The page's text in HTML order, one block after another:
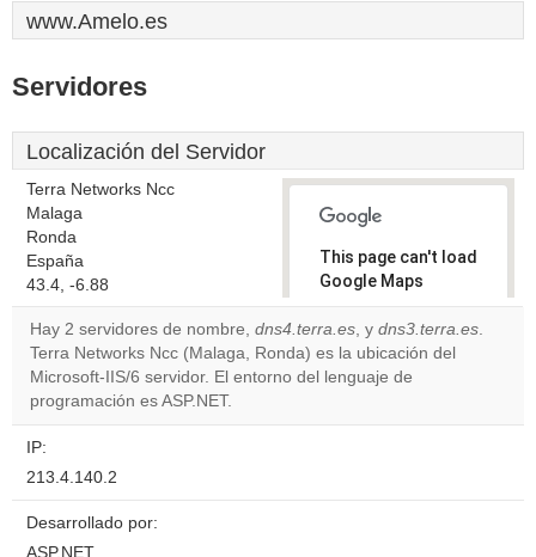
www.Amelo.es
Servidores
Localización del Servidor
Terra Networks Ncc
Malaga
Ronda
España
43.4, -6.88
This page can't load
Google Maps
correctly.
Do you
own this
Hay 2 servidores de nombre, dns4.terra.es, y dns3.terra.es.
Terra Networks Ncc (Malaga, Ronda) es la ubicación del
Microsoft-IIS/6 servidor. El entorno del lenguaje de
programación es ASP.NET.
IP:
213.4.140.2
Desarrollado por:
ASP.NET